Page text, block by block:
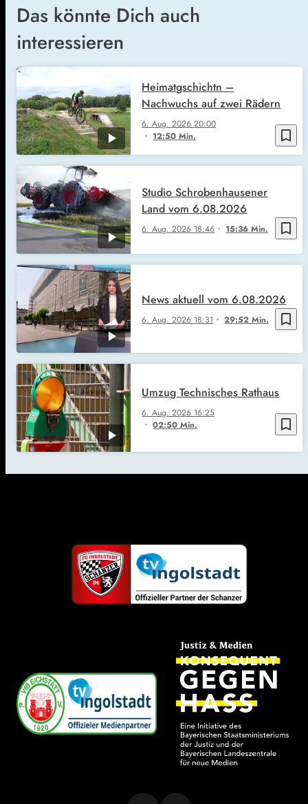
Das könnte Dich auch
interessieren
bookmark_border
6. Aug. 202620:00
12:50 Min.
Heimatgschichtn –
Nachwuchs auf zwei Rädern
bookmark_border
6. Aug. 2026 18:46 15:36 Min.
Studio Schrobenhausener
Land vom 6.08.2026
bookmark_border
6. Aug. 2026 18:31 29:52 Min.
News aktuell vom 6.08.2026
bookmark_border
6. Aug. 2026 16:25
02:50 Min.
Umzug Technisches Rathaus